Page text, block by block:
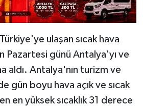
ulaşan sıcak hava
Pazartesi günü Antalya'yı ve
aldı. Antalya'nın turizm ve
gün boyu hava açık ve sıcak
en yüksek sıcaklık 31 derece